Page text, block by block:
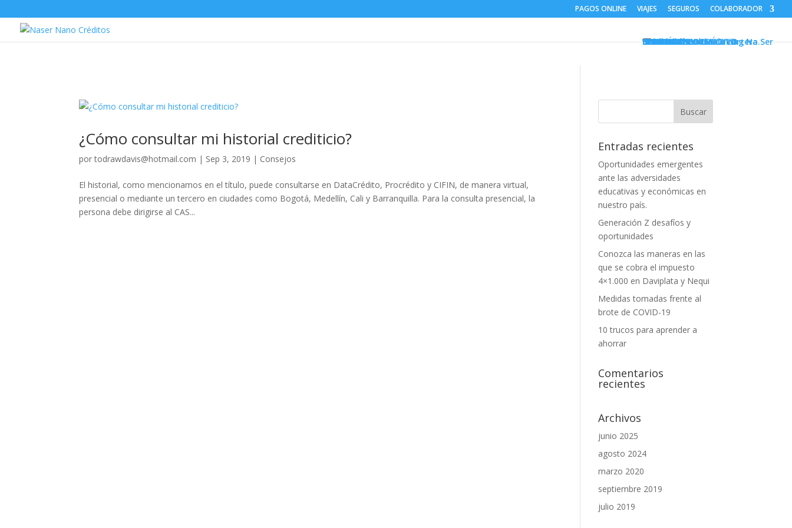
PAGOS ONLINE VIAJES SEGUROS COLABORADOR
INICIO
SERVICIOS
Nanocrédito
Crédito Educativo
Gestión de cobro de cartera
Servicios de Outsourcing Na.Ser
Convenios
NOSOTROS
BOLETÍN INFORMATIVO
SOLICITUD DE CRÉDITO
CONTACTO
¿Cómo consultar mi historial crediticio?
portodrawdavis@hotmail.com | Sep 3, 2019 | Consejos
El historial, como mencionamos en el título, puede consultarse en DataCrédito, Procrédito y CIFIN, de manera virtual,
presencial o mediante un tercero en ciudades como Bogotá, Medellín, Cali y Barranquilla. Para la consulta presencial, la
persona debe dirigirse al CAS...
Entradas recientes
Oportunidades emergentes
ante las adversidades
educativas y económicas en
nuestro país.
Generación Z desafíos y
oportunidades
Conozca las maneras en las
que se cobra el impuesto
4×1.000 en Daviplata y Nequi
Medidas tomadas frente al
brote de COVID-19
10 trucos para aprender a
ahorrar
Comentarios
recientes
Archivos
junio 2025
agosto 2024
marzo 2020
septiembre 2019
julio 2019